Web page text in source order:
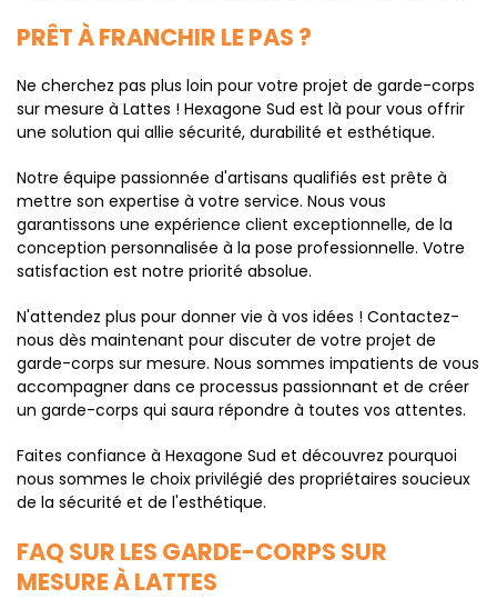
PRÊT À FRANCHIR LE PAS ?
Ne cherchez pas plus loin pour votre projet de garde-corps
sur mesure à Lattes ! Hexagone Sud est là pour vous offrir
une solution qui allie sécurité, durabilité et esthétique.
Notre équipe passionnée d'artisans qualifiés est prête à
mettre son expertise à votre service. Nous vous
garantissons une expérience client exceptionnelle, de la
conception personnalisée à la pose professionnelle. Votre
satisfaction est notre priorité absolue.
N'attendez plus pour donner vie à vos idées ! Contactez-
nous dès maintenant pour discuter de votre projet de
garde-corps sur mesure. Nous sommes impatients de vous
accompagner dans ce processus passionnant et de créer
un garde-corps qui saura répondre à toutes vos attentes.
Faites confiance à Hexagone Sud et découvrez pourquoi
nous sommes le choix privilégié des propriétaires soucieux
de la sécurité et de l'esthétique.
FAQ SUR LES GARDE-CORPS SUR
MESURE À LATTES